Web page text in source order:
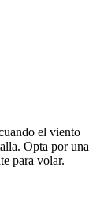
el viento
Opta por una
para volar.